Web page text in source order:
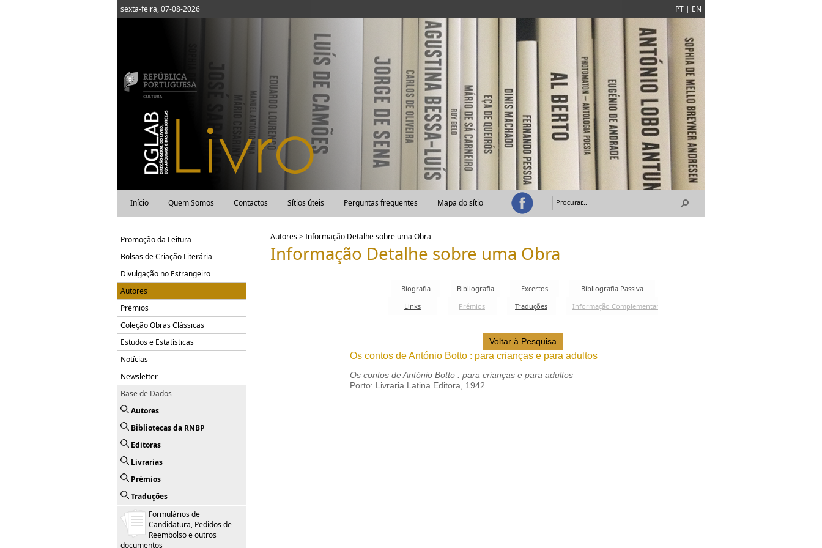
sexta-feira, 07-08-2026 PT | EN
Início Quem Somos Contactos Sítios úteis Perguntas frequentes Mapa do sítio
Promoção da Leitura
Bolsas de Criação Literária
Divulgação no Estrangeiro
Autores
Prémios
Coleção Obras Clássicas
Estudos e Estatísticas
Notícias
Newsletter
Base de Dados
Autores
Bibliotecas da RNBP
Editoras
Livrarias
Prémios
Traduções
Formulários de
Candidatura, Pedidos de
Reembolso e outros
documentos
Autores>Informação Detalhe sobre uma Obra
Informação Detalhe sobre uma Obra
Os contos de António Botto : para crianças e para adultos
Os contos de António Botto : para crianças e para adultos
Porto: Livraria Latina Editora, 1942